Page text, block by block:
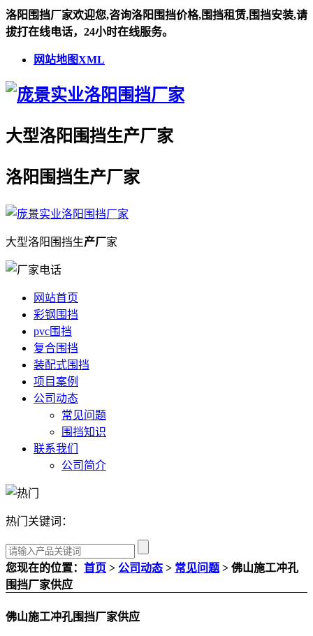
洛阳围挡厂家欢迎您,咨询洛阳围挡价格,围挡租赁,围挡安装,请
拔打在线电话，24小时在线服务。
网站地图XML
大型洛阳围挡生产厂家
洛阳围挡生产厂家
大型洛阳围挡生产厂家
网站首页
彩钢围挡
pvc围挡
复合围挡
装配式围挡
项目案例
公司动态
常见问题
围挡知识
联系我们
公司简介
热门关键词：
您现在的位置： 首页 > 公司动态 > 常见问题 > 佛山施工冲孔
围挡厂家供应
佛山施工冲孔围挡厂家供应